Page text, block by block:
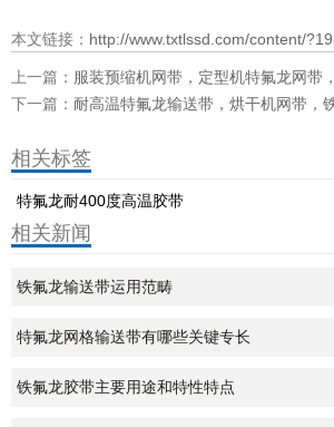
本文链接： http://www.txtlssd.com/content/
上一篇： 服装预缩机网带，定型机特氟龙网带，特氟龙
下一篇： 耐高温特氟龙输送带，烘干机网带，铁氟
相关标签
特氟龙耐400度高温胶带
相关新闻
铁氟龙输送带运用范畴
特氟龙网格输送带有哪些关键专长
铁氟龙胶带主要用途和特性特点